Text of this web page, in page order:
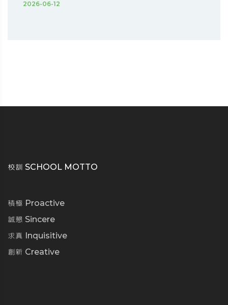
2026-06-12
校訓 SCHOOL MOTTO
積極 Proactive
誠懇 Sincere
求真 Inquisitive
創新 Creative